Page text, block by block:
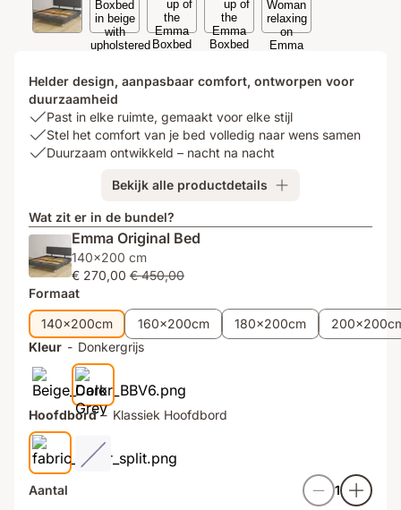
Helder design, aanpasbaar comfort, ontworpen voor
duurzaamheid
USP
1:
Past
gemaakt
voor
elke
stijl
Past in elke ruimte, gemaakt voor elke stijl
USP
2:
van
je
bed
volledig
naar
wens
samen
Stel het comfort van je bed volledig naar wens samen
USP
–
nacht
na
nacht
Duurzaam ontwikkeld – nacht na nacht
Bekijk alle productdetails
Wat zit er in de bundel?
Emma Original Bed
140x200 cm
€ 270,00 € 450,00
Formaat
140x200cm
160x200cm 180x200cm
Kleur - Donkergrijs
Hoofdbord - Klassiek Hoofdbord
Aantal 1